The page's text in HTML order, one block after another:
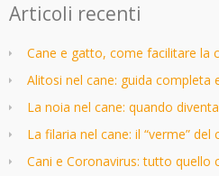
Articoli recenti
Cane e gatto, come facilitare la
Alitosi nel cane: guida completa
La noia nel cane: quando
La filaria nel cane: il “verme” del
Cani e Coronavirus: tutto quello